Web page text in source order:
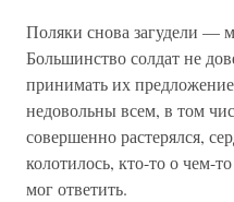
Поляки снова загудели —
Большинство солдат не
принимать их
недовольны всем, в том
совершенно растерялся,
колотилось, кто-то о чем-
мог ответить.